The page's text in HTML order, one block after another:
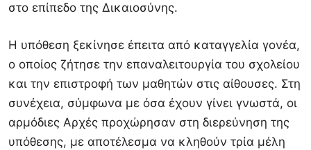
στο επίπεδο της Δικαιοσύνης.
Η υπόθεση ξεκίνησε έπειτα από καταγγελία γονέα,
ο οποίος ζήτησε την επαναλειτουργία του σχολείου
και την επιστροφή των μαθητών στις αίθουσες. Στη
συνέχεια, σύμφωνα με όσα έχουν γίνει γνωστά, οι
αρμόδιες Αρχές προχώρησαν στη διερεύνηση της
υπόθεσης, με αποτέλεσμα να κληθούν τρία μέλη